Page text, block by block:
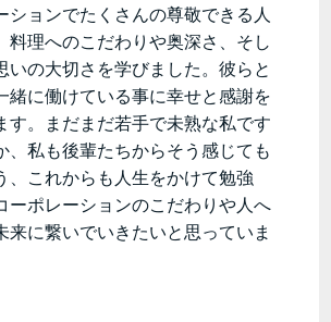
ションでたくさんの尊敬できる人
料理へのこだわりや奥深さ、そし
いの大切さを学びました。彼らと
緒に働けている事に幸せと感謝を
す。まだまだ若手で未熟な私です
、私も後輩たちからそう感じても
、これからも人生をかけて勉強
ーポレーションのこだわりや人へ
来に繋いでいきたいと思っていま